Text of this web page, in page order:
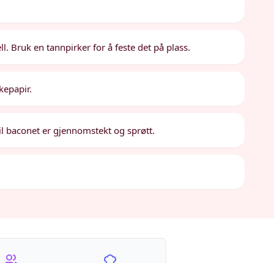
Bruk en tannpirker for å feste det på plass.
baconet er gjennomstekt og sprøtt.